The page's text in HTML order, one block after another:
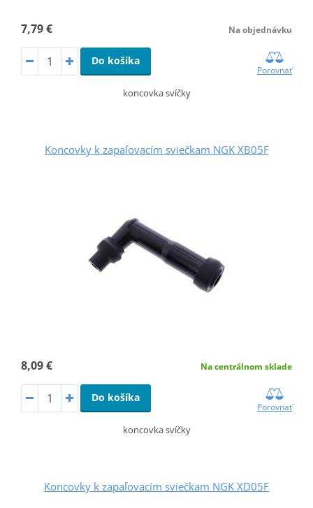
7,79 € Na objednávku
Do košíka
Porovnať
koncovka svíčky
Koncovky k zapaľovacím sviečkam NGK XB05F
8,09 € Na centrálnom sklade
Do košíka
Porovnať
koncovka svíčky
Koncovky k zapaľovacím sviečkam NGK XD05F